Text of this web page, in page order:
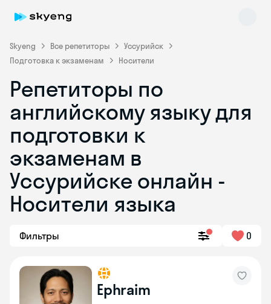
Skyeng Все репетиторы
Уссурийск
Подготовка к экзаменам
Носители
Репетиторы по
английскому языку для
подготовки к
экзаменам в
Уссурийске онлайн -
Носители языка
Фильтры 0
Ephraim
Skyeng Chat